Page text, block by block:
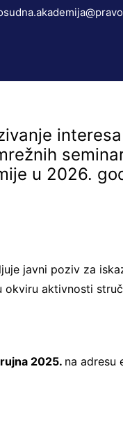
u 2026.
javni poziv za
okviru aktivnosti
2025. na adresu